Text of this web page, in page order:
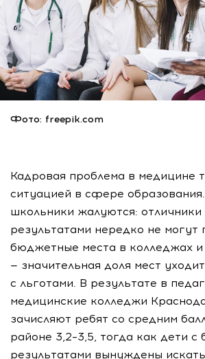
Фото: freepik.com
Кадровая проблема в медицине
ситуацией в сфере
школьники жалуются: отличники
результатами нередко не могут
бюджетные места в колледжах и
— значительная доля мест
с льготами. В результате в
медицинские колледжи
зачисляют ребят со средним
районе 3,2–3,5, тогда как дети с
результатами вынуждены